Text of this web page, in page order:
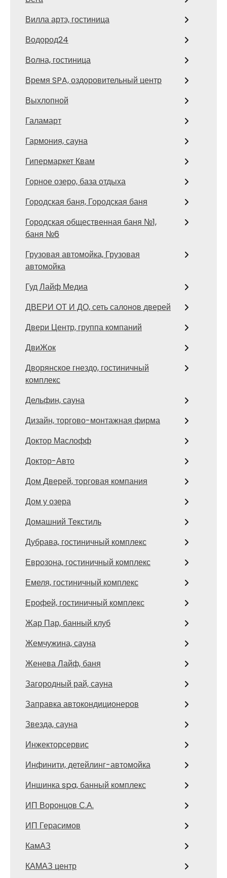
Вилла артэ, гостиница
Водород24
Волна, гостиница
Время SPA, оздоровительный центр
Выхлопной
Галамарт
Гармония, сауна
Гипермаркет Квам
Горное озеро, база отдыха
Городская баня, Городская баня
Городская общественная баня №1,
баня №6
Грузовая автомойка, Грузовая
автомойка
Гуд Лайф Медиа
ДВЕРИ ОТ И ДО, сеть салонов дверей
Двери Центр, группа компаний
ДвиЖок
Дворянское гнездо, гостиничный
комплекс
Дельфин, сауна
Дизайн, торгово-монтажная фирма
Доктор Маслофф
Доктор-Авто
Дом Дверей, торговая компания
Дом у озера
Домашний Текстиль
Дубрава, гостиничный комплекс
Еврозона, гостиничный комплекс
Емеля, гостиничный комплекс
Ерофей, гостиничный комплекс
Жар Пар, банный клуб
Жемчужина, сауна
Женева Лайф, баня
Загородный рай, сауна
Заправка автокондиционеров
Звезда, сауна
Инжекторсервис
Инфинити, детейлинг-автомойка
Иншинка spa, банный комплекс
ИП Воронцов С.А.
ИП Герасимов
КамАЗ
КАМАЗ центр